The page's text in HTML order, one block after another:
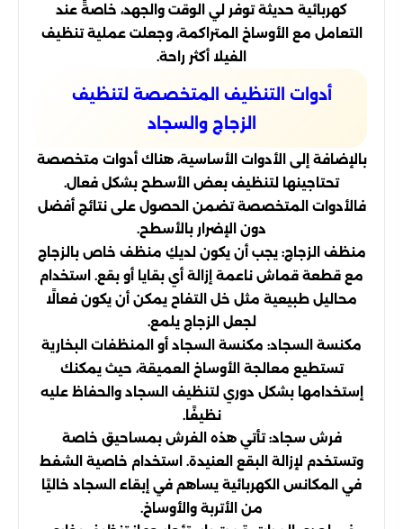
كهربائية حديثة توفر لي الوقت والجهد، خاصةً عند
التعامل مع الأوساخ المتراكمة، وجعلت عملية تنظيف
الفيلا أكثر راحة.
أدوات التنظيف المتخصصة لتنظيف
الزجاج والسجاد
بالإضافة إلى الأدوات الأساسية، هناك أدوات متخصصة
تحتاجينها لتنظيف بعض الأسطح بشكل فعال.
فالأدوات المتخصصة تضمن الحصول على نتائج أفضل
دون الإضرار بالأسطح.
منظف الزجاج: يجب أن يكون لديكِ منظف خاص بالزجاج
مع قطعة قماش ناعمة إزالة أي بقايا أو بقع. استخدام
محاليل طبيعية مثل خل التفاح يمكن أن يكون فعالًا
لجعل الزجاج يلمع.
مكنسة السجاد: مكنسة السجاد أو المنظفات البخارية
تستطيع معالجة الأوساخ العميقة، حيث يمكنك
إستخدامها بشكل دوري لتنظيف السجاد والحفاظ عليه
نظيفًا.
فرش سجاد: تأتي هذه الفرش بمساحيق خاصة
وتستخدم لإزالة البقع العنيدة. استخدام خاصية الشفط
في المكانس الكهربائية يساهم في إبقاء السجاد خاليًا
من الأتربة والأوساخ.